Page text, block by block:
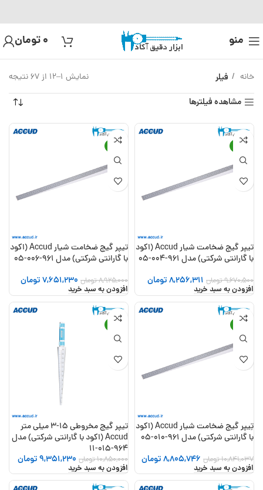
منو 0تومان
خانه فیلر نمایش 1–12 از 67 نتیجه
مشاهده فیلترها
-15%
تیپر گیج ضخامت شیار Accud (اکود
با گارانتی شرکتی) مدل 961-004-05
9,670,500تومان 8,256,311تومان
افزودن به سبد خرید
-14%
تیپر گیج ضخامت شیار Accud (اکود
با گارانتی شرکتی) مدل 961-006-05
8,925,000تومان 7,651,230تومان
افزودن به سبد خرید
-19%
تِیپر گیج ضخامت شیار Accud (اکود
با گارانتی شرکتی) مدل 961-010-05
10,841,037تومان 8,805,746تومان
افزودن به سبد خرید
-14%
تیپر گیج مخروطی 15-3 میلی متر
Accud (اکود با گارانتی شرکتی) مدل
964-015-11
10,850,000تومان 9,351,230تومان
افزودن به سبد خرید